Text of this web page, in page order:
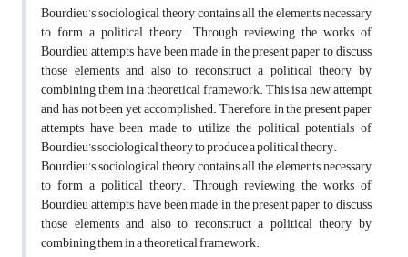
Bourdieu’s sociological theory contains all the elements necessary
to form a political theory. Through reviewing the works of
Bourdieu attempts have been made in the present paper to discuss
those elements and also to reconstruct a political theory by
combining them in a theoretical framework. This is a new attempt
and has not been yet accomplished. Therefore, in the present paper
attempts have been made to utilize the political potentials of
Bourdieu’s sociological theory to produce a political theory.
Bourdieu’s sociological theory contains all the elements necessary
to form a political theory. Through reviewing the works of
Bourdieu attempts have been made in the present paper to discuss
those elements and also to reconstruct a political theory by
combining them in a theoretical framework.